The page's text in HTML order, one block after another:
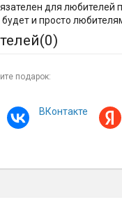
для любителей
будет и просто
0)
подарок:
ВКонтакте